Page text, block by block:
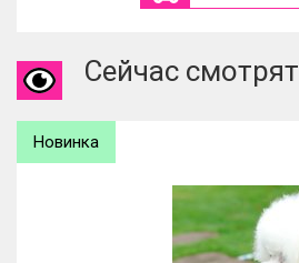
Сейчас смотрят
Новинка